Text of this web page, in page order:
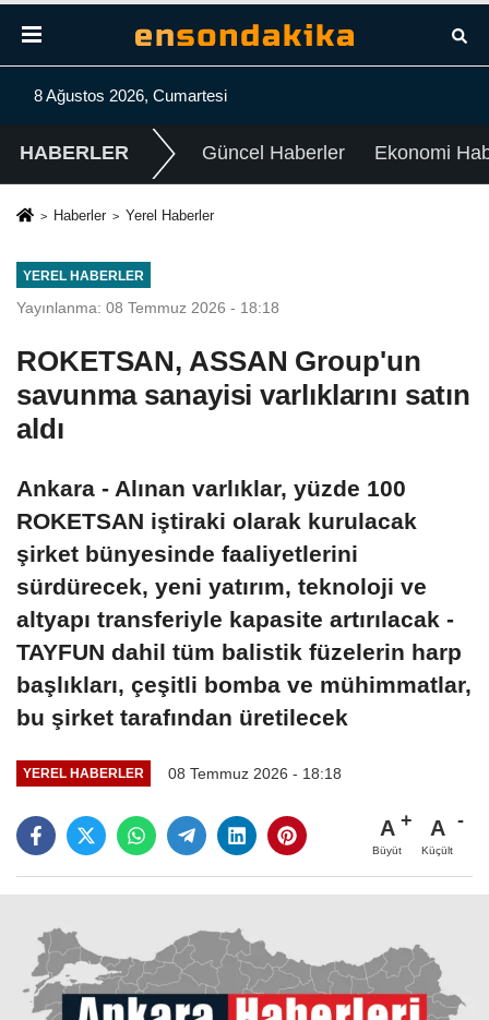
8 Ağustos 2026, Cumartesi
HABERLER Güncel Haberler Ekonomi
Haberler Yerel Haberler
YEREL HABERLER
Yayınlanma: 08 Temmuz 2026 - 18:18
ROKETSAN, ASSAN Group'un
savunma sanayisi varlıklarını satın
aldı
Ankara - Alınan varlıklar, yüzde 100
ROKETSAN iştiraki olarak kurulacak
şirket bünyesinde faaliyetlerini
sürdürecek, yeni yatırım, teknoloji ve
altyapı transferiyle kapasite artırılacak -
TAYFUN dahil tüm balistik füzelerin harp
başlıkları, çeşitli bomba ve mühimmatlar,
bu şirket tarafından üretilecek
YEREL HABERLER 08 Temmuz 2026 - 18:18
A
Büyüt
A
Küçült